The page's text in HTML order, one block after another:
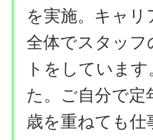
を実施。キャ
全体でスタッフ
トをしていま
た。ご自分で
歳を重ねても